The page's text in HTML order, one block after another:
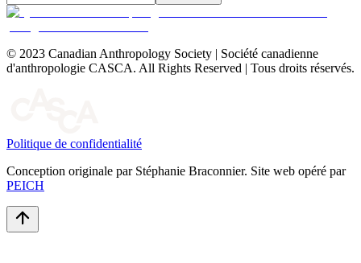
© 2023 Canadian Anthropology Society | Société canadienne
d'anthropologie CASCA. All Rights Reserved | Tous droits réservés.
Politique de confidentialité
Conception originale par Stéphanie Braconnier. Site web opéré par
PEICH